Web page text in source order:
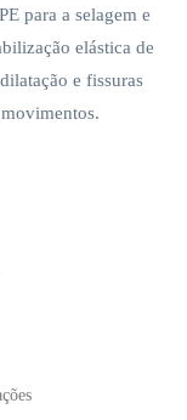
para a selagem e
elástica de
e fissuras